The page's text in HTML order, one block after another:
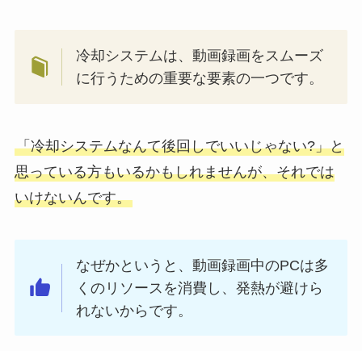
冷却システムは、動画録画をスムーズ
に行うための重要な要素の一つです。
「冷却システムなんて後回しでいいじゃない?」と
思っている方もいるかもしれませんが、それでは
いけないんです。
なぜかというと、動画録画中のPCは多
くのリソースを消費し、発熱が避けら
れないからです。